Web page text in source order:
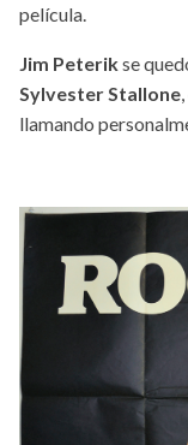
película.
Jim Peterikse
Sylvester Stallone
llamando